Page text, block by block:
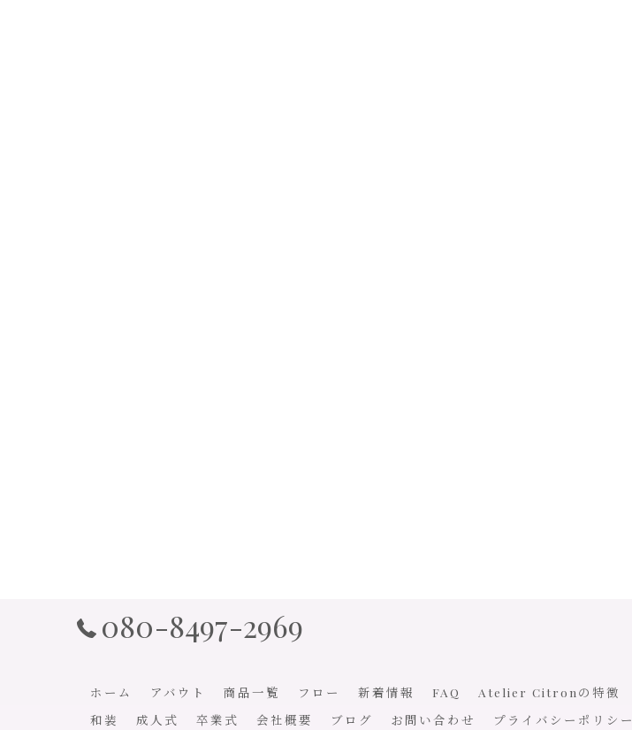
080-8497-2969
ホーム アバウト 商品一覧 フロー 新着情報 FAQ Atelier Citronの特徴
和装
成人式 卒業式 会社概要 ブログ お問い合わせ プライバシーポリシー